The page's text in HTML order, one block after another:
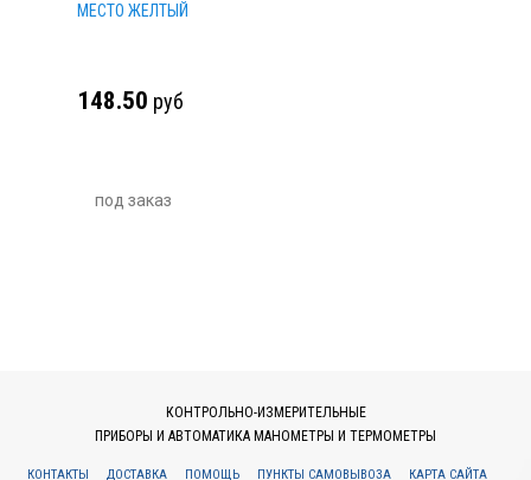
МЕСТО ЖЕЛТЫЙ
148.50 руб
под заказ
КОНТРОЛЬНО-ИЗМЕРИТЕЛЬНЫЕ
ПРИБОРЫ И АВТОМАТИКА МАНОМЕТРЫ И ТЕРМОМЕТРЫ
КОНТАКТЫ ДОСТАВКА ПОМОЩЬ ПУНКТЫ САМОВЫВОЗА КАРТА САЙТА